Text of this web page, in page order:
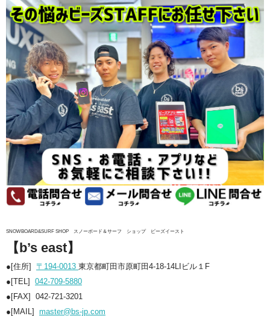
SNOWBOARD&SURF SHOP スノーボード＆サーフ ショップ ビーズイースト
【b’s east】
●[住所] 〒194-0013 東京都町田市原町田4-18-14LIビル１F
●[TEL] 042-709-5880
●[FAX] 042-721-3201
●[MAIL] master@bs-jp.com